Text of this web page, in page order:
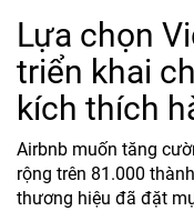
Lựa chọn
triển khai
kích thích
Airbnb muốn tăng
rộng trên 81.000
thương hiệu đã đặt